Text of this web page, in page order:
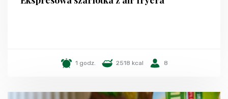
1 godz. 2518 kcal 8